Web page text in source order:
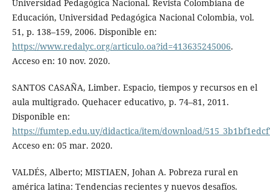
Universidad Pedagógica Nacional. Revista Colombiana de
Educación, Universidad Pedagógica Nacional Colombia, vol.
51, p. 138–159, 2006. Disponible en:
https://www.redalyc.org/articulo.oa?id=413635245006.
Acceso en: 10 nov. 2020.
SANTOS CASAÑA, Limber. Espacio, tiempos y recursos en el
aula multigrado. Quehacer educativo, p. 74–81, 2011.
Disponible en:
https://fumtep.edu.uy/didactica/item/download/
Acceso en: 05 mar. 2020.
VALDÉS, Alberto; MISTIAEN, Johan A. Pobreza rural en
américa latina: Tendencias recientes y nuevos desafíos.